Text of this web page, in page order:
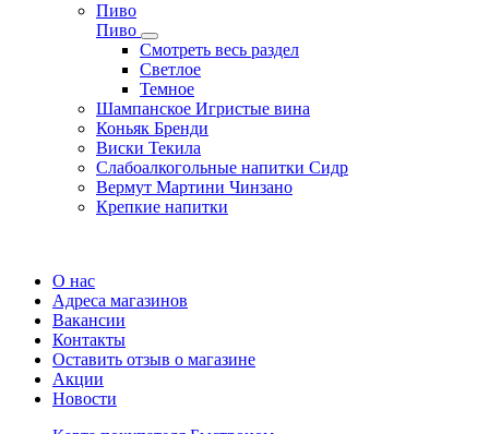
Пиво
Пиво
Смотреть весь раздел
Cветлое
Темное
Шампанское Игристые вина
Коньяк Бренди
Виски Текила
Слабоалкогольные напитки Сидр
Вермут Мартини Чинзано
Крепкие напитки
О нас
Адреса магазинов
Вакансии
Контакты
Оставить отзыв о магазине
Акции
Новости